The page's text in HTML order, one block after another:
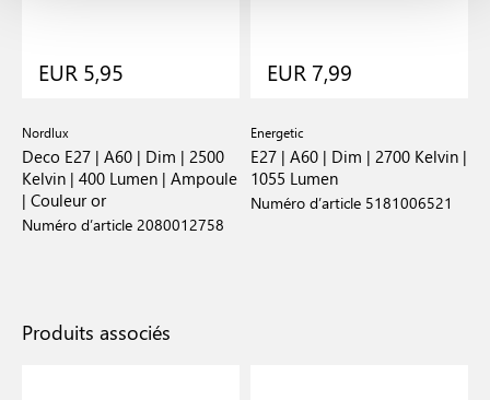
EUR 5,95
Nordlux
Deco E27 | A60 | Dim | 2500
Kelvin | 400 Lumen | Ampoule
| Couleur or
Numéro d’article 2080012758
EUR 7,99
Energetic
E27 | A60 | Dim | 2700 Kelvin |
1055 Lumen
Numéro d’article 5181006521
Produits associés